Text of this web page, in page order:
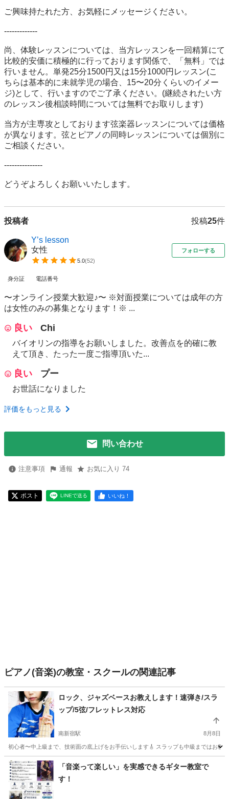
ご興味持たれた方、お気軽にメッセージください。
-------------
尚、体験レッスンについては、当方レッスンを一回精算にて
比較的安価に積極的に行っております関係で、「無料」では
行いません。単発25分1500円又は15分1000円レッスン(こ
ちらは基本的に未就学児の場合、15〜20分くらいのイメー
ジ)として、行いますのでご了承ください。(継続されたい方
のレッスン後相談時間については無料でお取りします)
当方が主専攻としております弦楽器レッスンについては価格
が異なります。弦とピアノの同時レッスンについては個別に
ご相談ください。
---------------
どうぞよろしくお願いいたします。
投稿者 投稿25件
Y’s lesson
女性
5.0(52)
フォローする
身分証 電話番号
〜オンライン授業大歓迎♪〜 ※対面授業については成年の方
は女性のみの募集となります！※ ...
良い Chi
バイオリンの指導をお願いしました。改善点を的確に教
えて頂き、たった一度ご指導頂いた...
良い プー
お世話になりました
評価をもっと見る
問い合わせ
注意事項 通報 お気に入り 74
ポスト LINEで送る いいね！
ピアノ(音楽)の教室・スクールの関連記事
ロック、ジャズベースお教えします！速弾き/スラ
ップ/5弦/フレットレス対応
南新宿駅 8月8日
初心者〜中上級まで、技術面の底上げをお手伝いします🎸 スラップも中級まではお
東京 渋谷区 南新宿駅 ベース スラップ
「音楽って楽しい」を実感できるギター教室で
す！